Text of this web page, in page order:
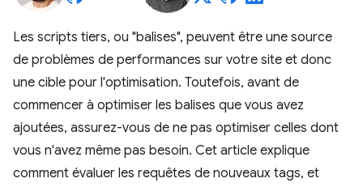
Les scripts tiers, ou "balises", peuvent être une source
de problèmes de performances sur votre site et donc
une cible pour l'optimisation. Toutefois, avant de
commencer à optimiser les balises que vous avez
ajoutées, assurez-vous de ne pas optimiser celles dont
vous n'avez même pas besoin. Cet article explique
comment évaluer les requêtes de nouveaux tags, et